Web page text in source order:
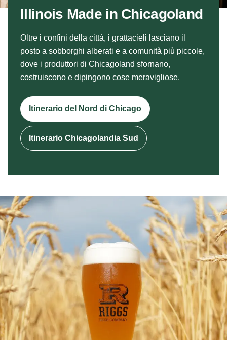
Illinois Made in Chicagoland
Oltre i confini della città, i grattacieli lasciano il
posto a sobborghi alberati e a comunità più piccole,
dove i produttori di Chicagoland sfornano,
costruiscono e dipingono cose meravigliose.
Itinerario del Nord di Chicago
Itinerario Chicagolandia Sud